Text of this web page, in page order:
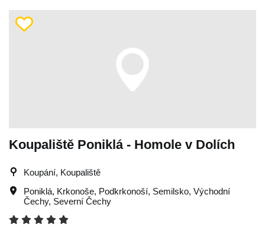
Koupaliště Poniklá - Homole v Dolích
Koupání, Koupaliště
Poniklá, Krkonoše, Podkrkonoší, Semilsko, Východní
Čechy, Severní Čechy